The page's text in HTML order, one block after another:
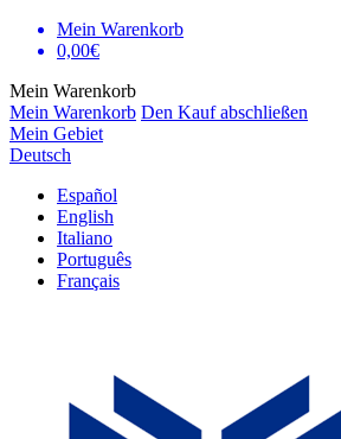
Mein Warenkorb
0,00€
Mein Warenkorb
Mein Warenkorb Den Kauf abschließen
Mein Gebiet
Deutsch
Español
English
Italiano
Português
Français